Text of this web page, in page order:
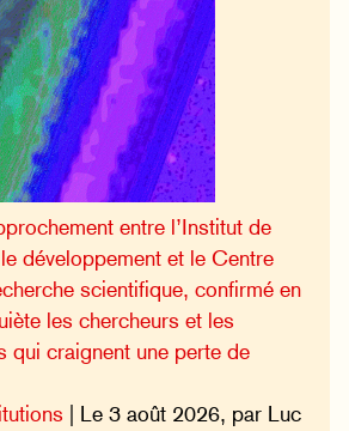
entre l’Institut de
développement et le Centre
scientifique, confirmé en
les chercheurs et les
qui craignent une perte de
| Le 3 août 2026, par Luc